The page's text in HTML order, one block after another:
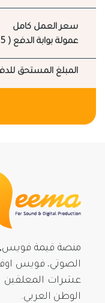
سعر العمل كامل
عمولة بوابة الدفع ( 5%)
المبلغ المستحق
منصة قيمة فويس,
الصوتي، فويس
عشرات المعلقين
الوطن العربي.